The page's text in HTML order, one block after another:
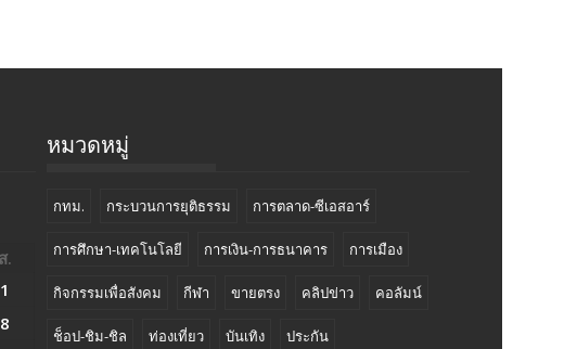
ส.
1
8
หมวดหมู่
กทม. กระบวนการยุติธรรม การตลาด-ซีเอสอาร์
การศึกษา-เทคโนโลยี การเงิน-การธนาคาร การเมือง
กิจกรรมเพื่อสังคม กีฬา ขายตรง คลิปข่าว คอลัมน์
ช็อป-ชิม-ชิล ท่องเที่ยว บันเทิง ประกัน